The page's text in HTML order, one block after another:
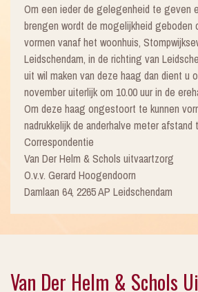
Om een ieder de gelegenheid te geven
brengen wordt de mogelijkheid geboden
vormen vanaf het woonhuis,
Leidschendam, in de richting van
uit wil maken van deze haag dan dient u
november uiterlijk om 10.00 uur in de
Om deze haag ongestoort te kunnen
nadrukkelijk de anderhalve meter
Correspondentie
Van Der Helm & Schols uitvaartzorg
O.v.v. Gerard Hoogendoorn
Damlaan 64, 2265 AP Leidschendam
Van Der Helm & Schols